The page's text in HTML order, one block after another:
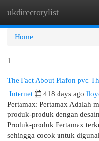
ukdirectorylist
Home
1
The Fact About Plafon pvc
Internet 418 days ago
Pertamax: Pertamax Adalah
produk-produk dengan
Produk-produk Pertamax
sehingga cocok untuk